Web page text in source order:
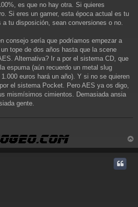
es que no hay otra. Si quieres
Si eres un gamer, esta época actual es tu
tu disposición, sean conversiones o no.
consejo sería que podríamos empezar a
tope de dos años hasta que la scene
Alternativa? Ir a por el sistema CD, que
espuma (aún recuerdo un metal slug
euros hará un año). Y si no se quieren
el sistema Pocket. Pero AES ya os digo,
mismísimos cimientos. Demasiada ansia
gente.
r